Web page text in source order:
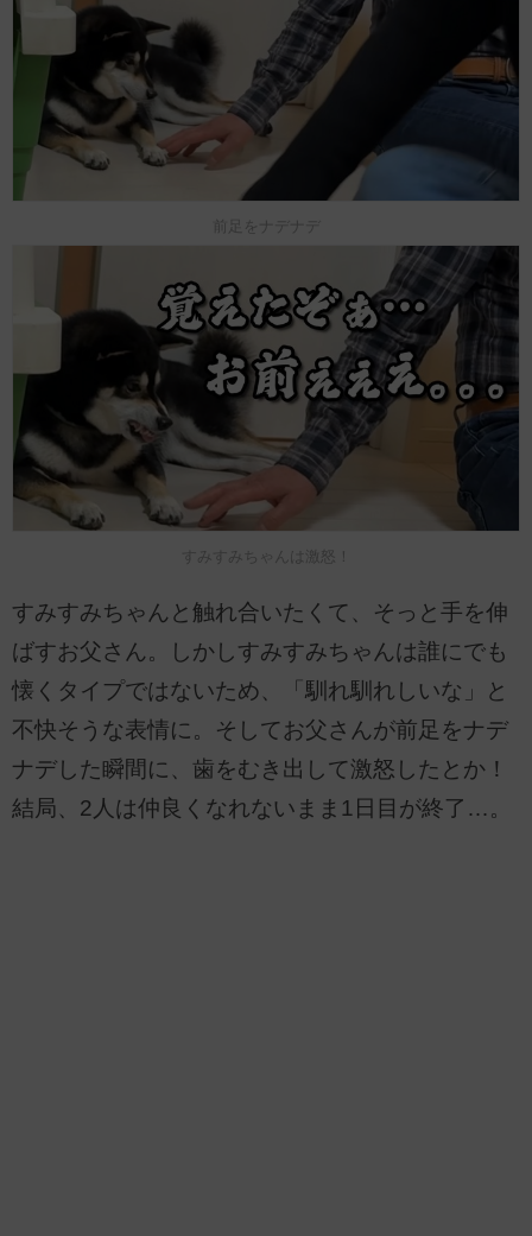
前足をナデナデ
すみすみちゃんは激怒！
すみすみちゃんと触れ合いたくて、そっと手を伸
ばすお父さん。しかしすみすみちゃんは誰にでも
懐くタイプではないため、「馴れ馴れしいな」と
不快そうな表情に。そしてお父さんが前足をナデ
ナデした瞬間に、歯をむき出して激怒したとか！
結局、2人は仲良くなれないまま1日目が終了…。